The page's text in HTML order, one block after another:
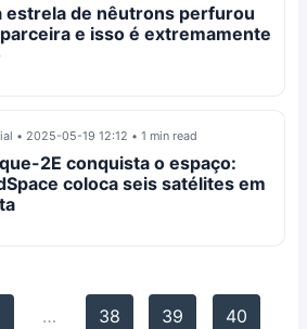
estrela de nêutrons perfurou
e isso é extremamente
• 2025-05-19 12:12 • 1 min read
2E conquista o espaço:
coloca seis satélites em
… 38 39
40